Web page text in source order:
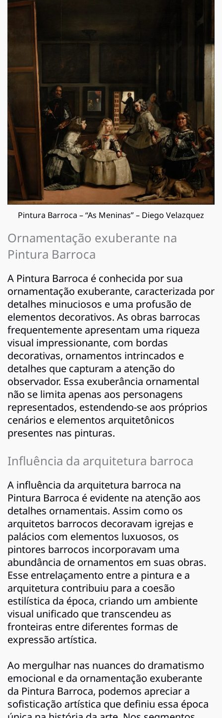
Pintura Barroca – “As Meninas” – Diego Velazquez
Ornamentação exuberante na
Pintura Barroca
A Pintura Barroca é conhecida por sua
ornamentação exuberante, caracterizada por
detalhes minuciosos e uma profusão de
elementos decorativos. As obras barrocas
frequentemente apresentam uma riqueza
visual impressionante, com bordas
decorativas, ornamentos intrincados e
detalhes que capturam a atenção do
observador. Essa exuberância ornamental
não se limita apenas aos personagens
representados, estendendo-se aos próprios
cenários e elementos arquitetônicos
presentes nas pinturas.
Influência da arquitetura barroca
A influência da arquitetura barroca na
Pintura Barroca é evidente na atenção aos
detalhes ornamentais. Assim como os
arquitetos barrocos decoravam igrejas e
palácios com elementos luxuosos, os
pintores barrocos incorporavam uma
abundância de ornamentos em suas obras.
Esse entrelaçamento entre a pintura e a
arquitetura contribuiu para a coesão
estilística da época, criando um ambiente
visual unificado que transcendeu as
fronteiras entre diferentes formas de
expressão artística.
Ao mergulhar nas nuances do dramatismo
emocional e da ornamentação exuberante
da Pintura Barroca, podemos apreciar a
sofisticação artística que definiu essa época